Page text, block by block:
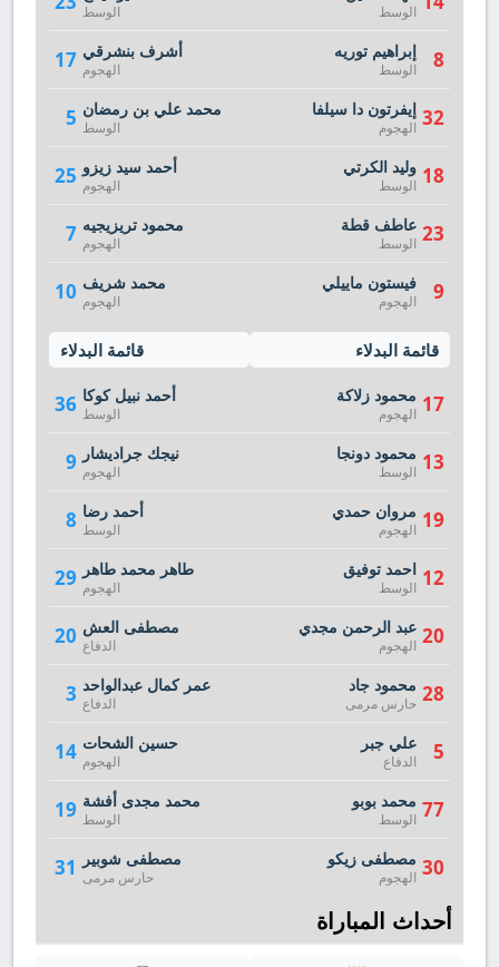
الوسط
17 أشرف بنشرقي
الهجوم
5 محمد علي بن رمضان
الوسط
25 أحمد سيد زيزو
الهجوم
7 محمود تريزيجيه
الهجوم
10 محمد شريف
الهجوم
قائمة البدلاء
36 أحمد نبيل كوكا
الوسط
9 نيجك جراديشار
الهجوم
8 أحمد رضا
الوسط
29 طاهر محمد طاهر
الهجوم
20 مصطفى العش
الدفاع
3 عمر كمال عبدالواحد
الدفاع
14 حسين الشحات
الهجوم
19 محمد مجدى أفشة
الوسط
31 مصطفى شوبير
حارس مرمى
الوسط
8 إبراهيم توريه
الوسط
32 إيفرتون دا سيلفا
الهجوم
18 وليد الكرتي
الوسط
23 عاطف قطة
الوسط
9 فيستون ماييلي
الهجوم
قائمة البدلاء
17 محمود زلاكة
الهجوم
13 محمود دونجا
الوسط
19 مروان حمدي
الهجوم
12 احمد توفيق
الوسط
20 عبد الرحمن مجدي
الهجوم
28 محمود جاد
حارس مرمى
5 علي جبر
الدفاع
77 محمد بوبو
الوسط
30 مصطفى زيكو
الهجوم
أحداث المباراة